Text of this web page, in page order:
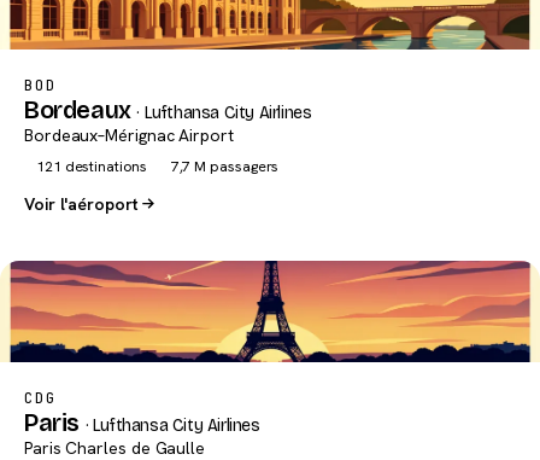
BOD
Bordeaux· Lufthansa City Airlines
Bordeaux–Mérignac Airport
121 destinations 7,7 M passagers
Voir l'aéroport
CDG
Paris · Lufthansa City Airlines
Paris Charles de Gaulle